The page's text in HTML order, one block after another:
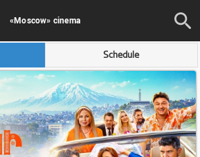
«Moscow» cinema
Schedule